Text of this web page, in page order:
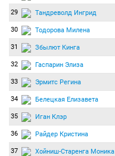
29 Тандреволд Ингрид
30 Тодорова Милена
31 Збылют Кинга
32 Гаспарин Элиза
33 Эрмитс Регина
34 Белецкая Елизавета
35 Иган Клэр
36 Райдер Кристина
37 Хойниш-Старенга Моника